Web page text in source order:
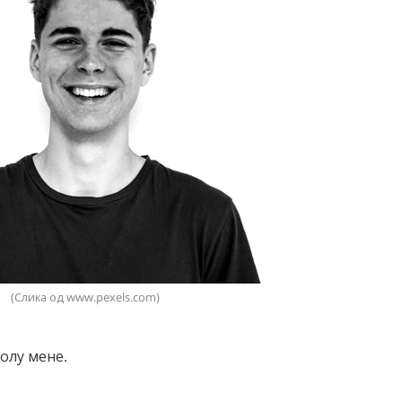
(Слика од www.pexels.com)
мене.